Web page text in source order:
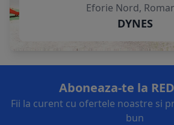
Eforie Nord,
DYNES
Aboneaza-te la
Fii la curent cu ofertele noastre si
bun